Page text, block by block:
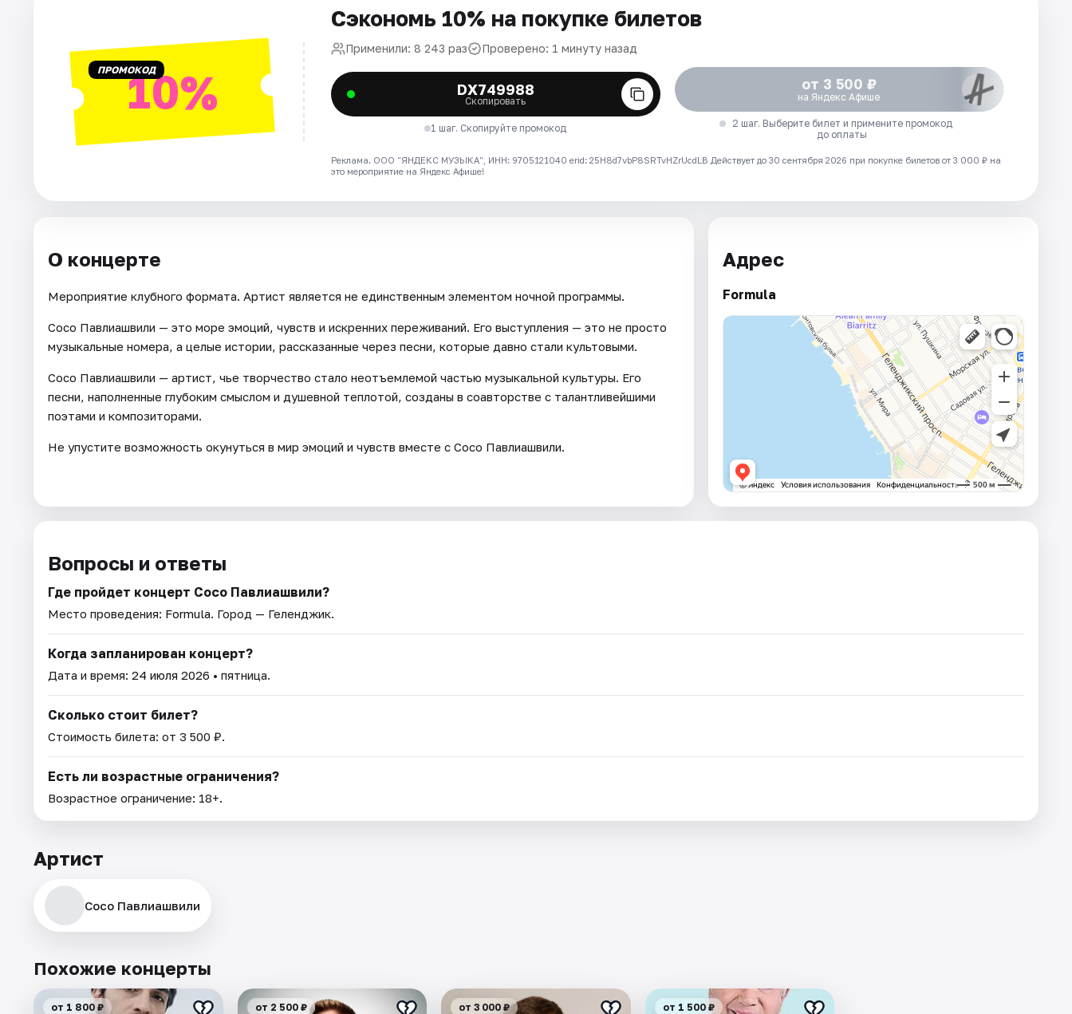
ПРОМОКОД10%
Сэкономь 10% на покупке билетов
Применили: 8 243 раз Проверено: 1 минуту назад
DX749988
Скопировать
1 шаг. Скопируйте промокод
от 3 500 ₽
на Яндекс Афише
2 шаг. Выберите билет и примените промокод
до оплаты
Реклама. ООО "ЯНДЕКС МУЗЫКА", ИНН: 9705121040 erid: 25H8d7vbP8SRTvHZrUcdLB Действует до 30 сентября 2026 при покупке билетов от 3 000 ₽ на
это мероприятие на Яндекс Афише!
О концерте
Мероприятие клубного формата. Артист является не единственным элементом ночной программы.
Сосо Павлиашвили — это море эмоций, чувств и искренних переживаний. Его выступления — это не просто
музыкальные номера, а целые истории, рассказанные через песни, которые давно стали культовыми.
Сосо Павлиашвили — артист, чье творчество стало неотъемлемой частью музыкальной культуры. Его
песни, наполненные глубоким смыслом и душевной теплотой, созданы в соавторстве с талантливейшими
поэтами и композиторами.
Не упустите возможность окунуться в мир эмоций и чувств вместе с Сосо Павлиашвили.
Адрес
Formula
Вопросы и ответы
Где пройдет концерт Сосо Павлиашвили?
Место проведения: Formula. Город — Геленджик.
Когда запланирован концерт?
Дата и время: 24 июля 2026 • пятница.
Сколько стоит билет?
Стоимость билета: от 3 500 ₽.
Есть ли возрастные ограничения?
Возрастное ограничение: 18+.
Артист
Сосо Павлиашвили
Похожие концерты
от 1 800 ₽ от 2 500 ₽ от 3 000 ₽ от 1 500 ₽